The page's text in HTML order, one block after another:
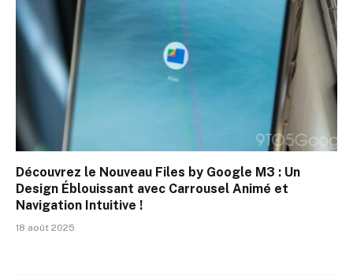
Découvrez le Nouveau Files by Google M3 : Un
Design Éblouissant avec Carrousel Animé et
Navigation Intuitive !
18 août 2025